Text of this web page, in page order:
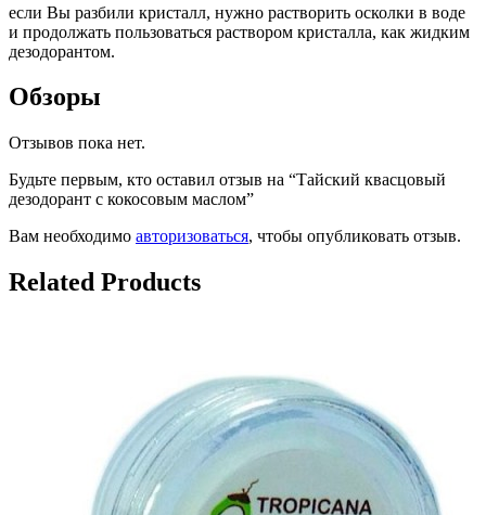
если Вы разбили кристалл, нужно растворить осколки в воде
и продолжать пользоваться раствором кристалла, как жидким
дезодорантом.
Обзоры
Отзывов пока нет.
Будьте первым, кто оставил отзыв на “Тайский квасцовый
дезодорант с кокосовым маслом”
Вам необходимо авторизоваться, чтобы опубликовать отзыв.
Related Products